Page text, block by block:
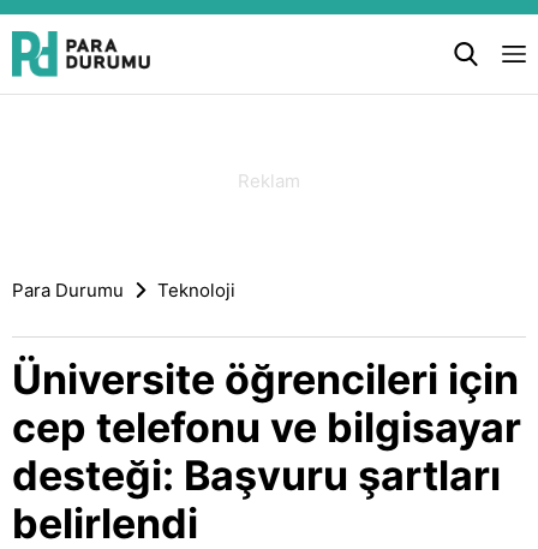
Para Durumu Teknoloji
Üniversite öğrencileri için
cep telefonu ve bilgisayar
desteği: Başvuru şartları
belirlendi